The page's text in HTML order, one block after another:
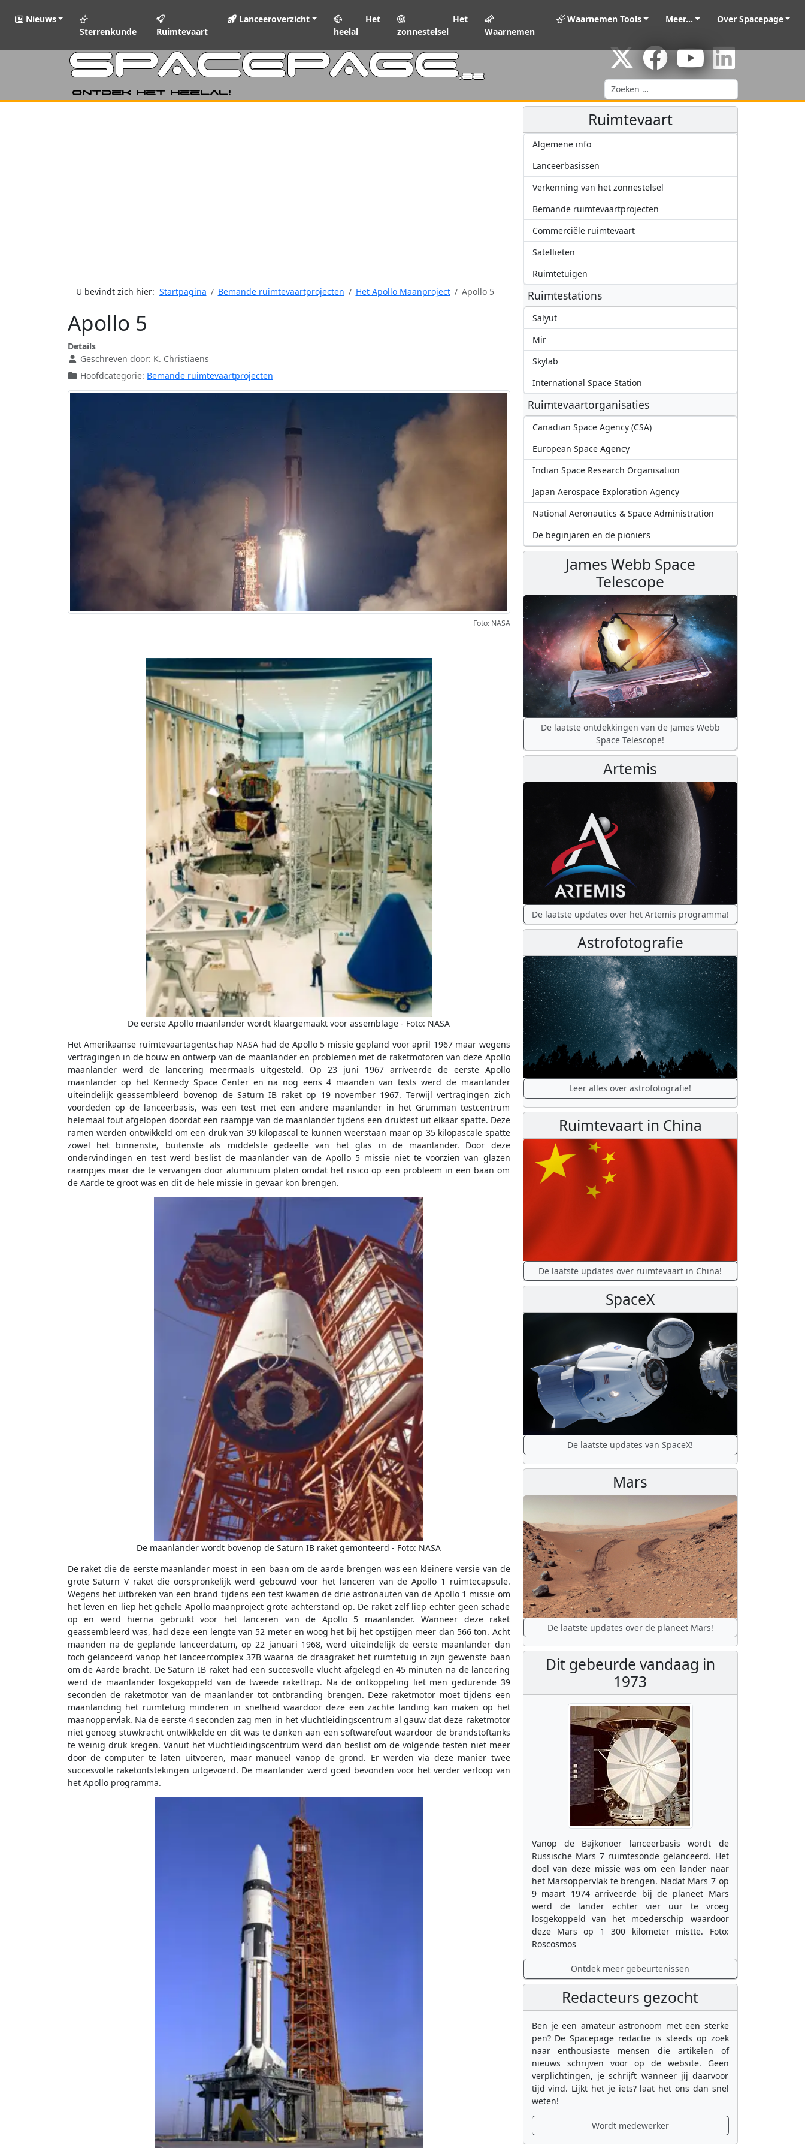
Nieuws
Sterrenkunde
Ruimtevaart
Lanceeroverzicht
Het
heelal
Het
zonnestelsel
Waarnemen
Waarnemen Tools Meer... Over Spacepage
SPACEPAGE.be
Ontdek het heelal!
Zoeken
U bevindt zich hier: Startpagina Bemande ruimtevaartprojecten Het Apollo Maanproject Apollo 5
Apollo 5
Details
Geschreven door: K. Christiaens
Hoofdcategorie: Bemande ruimtevaartprojecten
Foto: NASA
De eerste Apollo maanlander wordt klaargemaakt voor assemblage - Foto: NASA
Het Amerikaanse ruimtevaartagentschap NASA had de Apollo 5 missie gepland voor april 1967 maar wegens
vertragingen in de bouw en ontwerp van de maanlander en problemen met de raketmotoren van deze Apollo
maanlander werd de lancering meermaals uitgesteld. Op 23 juni 1967 arriveerde de eerste Apollo
maanlander op het Kennedy Space Center en na nog eens 4 maanden van tests werd de maanlander
uiteindelijk geassembleerd bovenop de Saturn IB raket op 19 november 1967. Terwijl vertragingen zich
voordeden op de lanceerbasis, was een test met een andere maanlander in het Grumman testcentrum
helemaal fout afgelopen doordat een raampje van de maanlander tijdens een druktest uit elkaar spatte. Deze
ramen werden ontwikkeld om een druk van 39 kilopascal te kunnen weerstaan maar op 35 kilopascale spatte
zowel het binnenste, buitenste als middelste gedeelte van het glas in de maanlander. Door deze
ondervindingen en test werd beslist de maanlander van de Apollo 5 missie niet te voorzien van glazen
raampjes maar die te vervangen door aluminium platen omdat het risico op een probleem in een baan om
de Aarde te groot was en dit de hele missie in gevaar kon brengen.
De maanlander wordt bovenop de Saturn IB raket gemonteerd - Foto: NASA
De raket die de eerste maanlander moest in een baan om de aarde brengen was een kleinere versie van de
grote Saturn V raket die oorspronkelijk werd gebouwd voor het lanceren van de Apollo 1 ruimtecapsule.
Wegens het uitbreken van een brand tijdens een test kwamen de drie astronauten van de Apollo 1 missie om
het leven en liep het gehele Apollo maanproject grote achterstand op. De raket zelf liep echter geen schade
op en werd hierna gebruikt voor het lanceren van de Apollo 5 maanlander. Wanneer deze raket
geassembleerd was, had deze een lengte van 52 meter en woog het bij het opstijgen meer dan 566 ton. Acht
maanden na de geplande lanceerdatum, op 22 januari 1968, werd uiteindelijk de eerste maanlander dan
toch gelanceerd vanop het lanceercomplex 37B waarna de draagraket het ruimtetuig in zijn gewenste baan
om de Aarde bracht. De Saturn IB raket had een succesvolle vlucht afgelegd en 45 minuten na de lancering
werd de maanlander losgekoppeld van de tweede rakettrap. Na de ontkoppeling liet men gedurende 39
seconden de raketmotor van de maanlander tot ontbranding brengen. Deze raketmotor moet tijdens een
maanlanding het ruimtetuig minderen in snelheid waardoor deze een zachte landing kan maken op het
maanoppervlak. Na de eerste 4 seconden zag men in het vluchtleidingscentrum al gauw dat deze raketmotor
niet genoeg stuwkracht ontwikkelde en dit was te danken aan een softwarefout waardoor de brandstoftanks
te weinig druk kregen. Vanuit het vluchtleidingscentrum werd dan beslist om de volgende testen niet meer
door de computer te laten uitvoeren, maar manueel vanop de grond. Er werden via deze manier twee
succesvolle raketontstekingen uitgevoerd. De maanlander werd goed bevonden voor het verder verloop van
het Apollo programma.
Ruimtevaart
Algemene info
Lanceerbasissen
Verkenning van het zonnestelsel
Bemande ruimtevaartprojecten
Commerciële ruimtevaart
Satellieten
Ruimtetuigen
Ruimtestations
Salyut
Mir
Skylab
International Space Station
Ruimtevaartorganisaties
Canadian Space Agency (CSA)
European Space Agency
Indian Space Research Organisation
Japan Aerospace Exploration Agency
National Aeronautics & Space Administration
De beginjaren en de pioniers
James Webb Space
Telescope
De laatste ontdekkingen van de James Webb
Space Telescope!
Artemis
De laatste updates over het Artemis programma!
Astrofotografie
Leer alles over astrofotografie!
Ruimtevaart in China
De laatste updates over ruimtevaart in China!
SpaceX
De laatste updates van SpaceX!
Mars
De laatste updates over de planeet Mars!
Dit gebeurde vandaag in
1973
Vanop de Bajkonoer lanceerbasis wordt de
Russische Mars 7 ruimtesonde gelanceerd. Het
doel van deze missie was om een lander naar
het Marsoppervlak te brengen. Nadat Mars 7 op
9 maart 1974 arriveerde bij de planeet Mars
werd de lander echter vier uur te vroeg
losgekoppeld van het moederschip waardoor
deze Mars op 1 300 kilometer mistte. Foto:
Roscosmos
Ontdek meer gebeurtenissen
Redacteurs gezocht
Ben je een amateur astronoom met een sterke
pen? De Spacepage redactie is steeds op zoek
naar enthousiaste mensen die artikelen of
nieuws schrijven voor op de website. Geen
verplichtingen, je schrijft wanneer jij daarvoor
tijd vind. Lijkt het je iets? laat het ons dan snel
weten!
Wordt medewerker